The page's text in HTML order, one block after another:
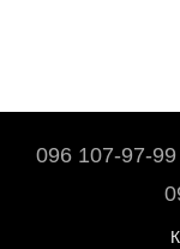
096 107-97-99